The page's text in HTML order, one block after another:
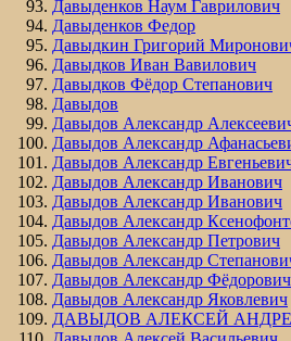
Давыденков Наум Гаврилович
Давыденков Федор
Давыдкин Григорий
Давыдков Иван Вавилович
Давыдков Фёдор Степанович
Давыдов
Давыдов Александр
Давыдов Александр
Давыдов Александр
Давыдов Александр Иванович
Давыдов Александр Иванович
Давыдов Александр
Давыдов Александр Петрович
Давыдов Александр
Давыдов Александр Фёдорович
Давыдов Александр Яковлевич
ДАВЫДОВ АЛЕКСЕЙ